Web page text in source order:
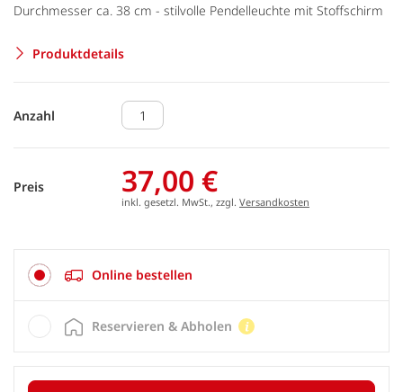
Durchmesser ca. 38 cm - stilvolle Pendelleuchte mit Stoffschirm
Produktdetails
Anzahl
Preis 37,00 €
inkl. gesetzl. MwSt., zzgl. Versandkosten
Online bestellen
Reservieren & Abholen